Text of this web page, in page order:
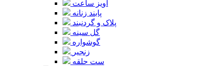
آویز ساعت
پابند زنانه
پلاک و گردنبند
گل سینه
گوشواره
زنجیر
ست حلقه